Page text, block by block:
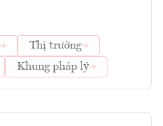
Thị trường
Khung pháp lý